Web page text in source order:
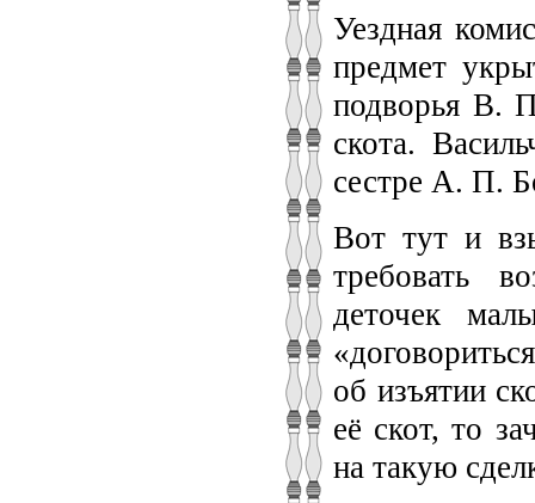
Уездная
предмет
подворья В.
скота.
сестре А. П.
Вот тут и
требовать
деточек
об изъятии
её скот, то
на такую